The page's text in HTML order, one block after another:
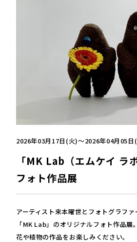
2026年03月17日(火)〜2026年04月05日
「MK Lab（エムケイ ラ
フォト作品展
アーティスト来本曜世とフォトグラフ
「MK Lab」のオリジナルフォト作品展。
花や植物の作品をお楽しみください。